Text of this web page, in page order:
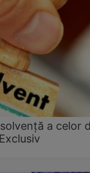
a celor